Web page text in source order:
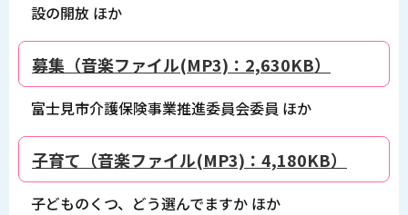
設の開放 ほか
募集（音楽ファイル(MP3)：2,630KB）
富士見市介護保険事業推進委員会委員 ほか
子育て（音楽ファイル(MP3)：4,180KB）
子どものくつ、どう選んでますか ほか